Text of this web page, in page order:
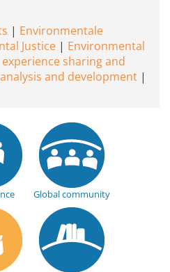
Environmentale
Justice
Environmental
experience sharing and
and development
Global community